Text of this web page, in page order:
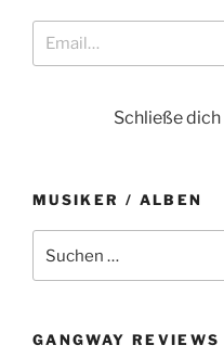
g
a
t
Email…
Schließe
MUSIKER / ALBEN
e
GANGWAY REVIEWS